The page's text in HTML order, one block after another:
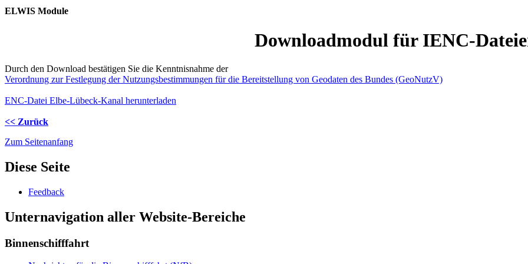
ELWIS Module
Downloadmodul für IENC-
Durch den Download bestätigen Sie die Kenntnisnahme der
Verordnung zur Festlegung der Nutzungsbestimmungen für die Bereitstellung von Geodaten des Bundes (GeoNutzV)
ENC-Datei Elbe-Lübeck-Kanal herunterladen
<< Zurück
Zum Seitenanfang
Diese Seite
Feed­back
Unternavigation aller Website-Bereiche
Binnenschifffahrt